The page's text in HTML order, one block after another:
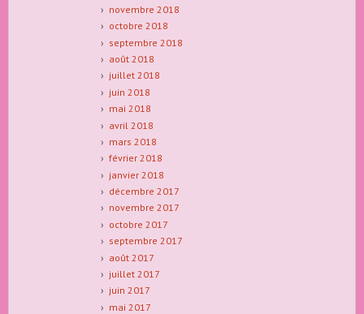
novembre 2018
octobre 2018
septembre 2018
août 2018
juillet 2018
juin 2018
mai 2018
avril 2018
mars 2018
février 2018
janvier 2018
décembre 2017
novembre 2017
octobre 2017
septembre 2017
août 2017
juillet 2017
juin 2017
mai 2017